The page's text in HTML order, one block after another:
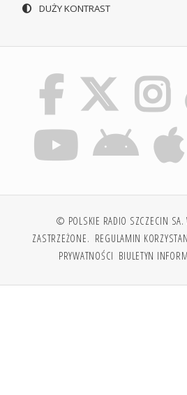
DUŻY KONTRAST
© POLSKIE RADIO SZCZECIN SA.
ZASTRZEŻONE. REGULAMIN
PRYWATNOŚCI BIULETYN